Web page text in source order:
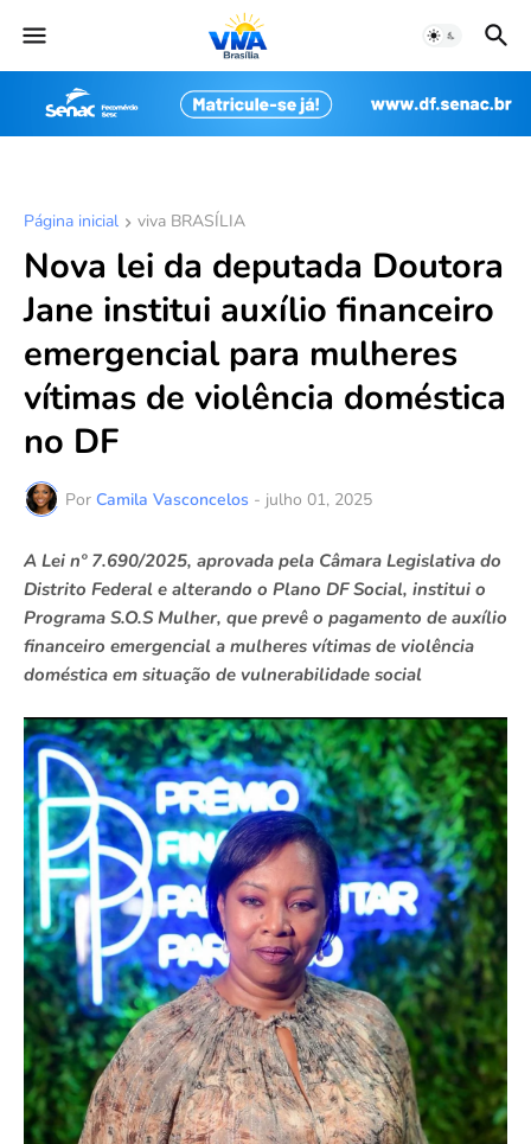
Página inicial viva BRASÍLIA
Nova lei da deputada Doutora
Jane institui auxílio financeiro
emergencial para mulheres
vítimas de violência doméstica
no DF
Por Camila Vasconcelos - julho 01, 2025
A Lei nº 7.690/2025, aprovada pela Câmara Legislativa do
Distrito Federal e alterando o Plano DF Social, institui o
Programa S.O.S Mulher, que prevê o pagamento de auxílio
financeiro emergencial a mulheres vítimas de violência
doméstica em situação de vulnerabilidade social